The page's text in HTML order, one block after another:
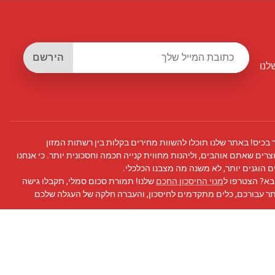
הירשם
בכיס! באתר שלנו תוכלו להשוות מחירים בקלות בין רשתות המזון
שאתם אוהבים, וליהנות מחווית קנייה חכמה וחסכונית יותר. כי אנחנו
הוגנים יותר, לא משנה מה מצבנו הכלכלי.
הצטרפו למנוי החיסכון החכם שלנו! תמורת סכום סמלי, תקבלו גישה
עבורכם, כלים מתקדמים לחיסכון, והעברה חלקה של העגלה שלכם